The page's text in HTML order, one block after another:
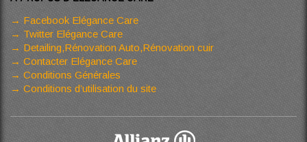
Facebook Elégance Care
Twitter Elégance Care
Detailing,Rénovation Auto,Rénovation cuir
Contacter Elégance Care
Conditions Générales
Conditions d’utilisation du site